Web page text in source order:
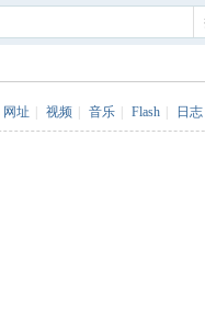
网址 视频 音乐 Flash 日志